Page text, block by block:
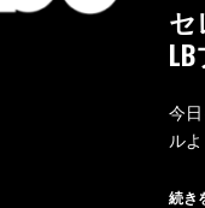
セ
今
ル
続き